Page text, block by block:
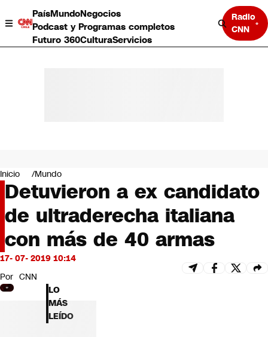
PaísMundoNegocios
Podcast y Programas completos
Futuro 360CulturaServicios
Radio
CNN
Negocios
Deportes
Programas completos
Cultura
Servicios
Bits
CNN tiempo
Futuro 360
Opinión
Inicio Mundo
Detuvieron a ex candidato
de ultraderecha italiana
con más de 40 armas
17- 07- 2019 10:14
Por CNN
LO
MÁS
LEÍDO